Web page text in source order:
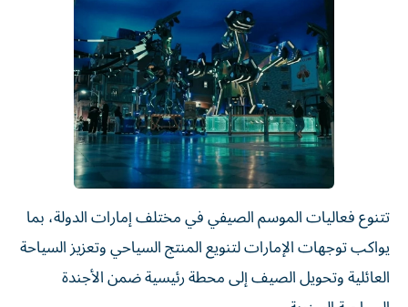
تتنوع فعاليات الموسم الصيفي في مختلف إمارات الدولة، بما
يواكب توجهات الإمارات لتنويع المنتج السياحي وتعزيز السياحة
العائلية وتحويل الصيف إلى محطة رئيسية ضمن الأجندة
السياحية السنوية.